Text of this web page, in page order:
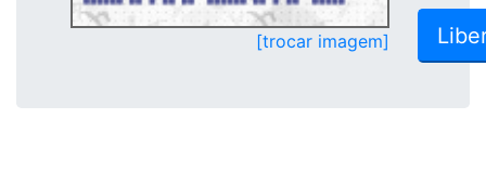
[trocar imagem]